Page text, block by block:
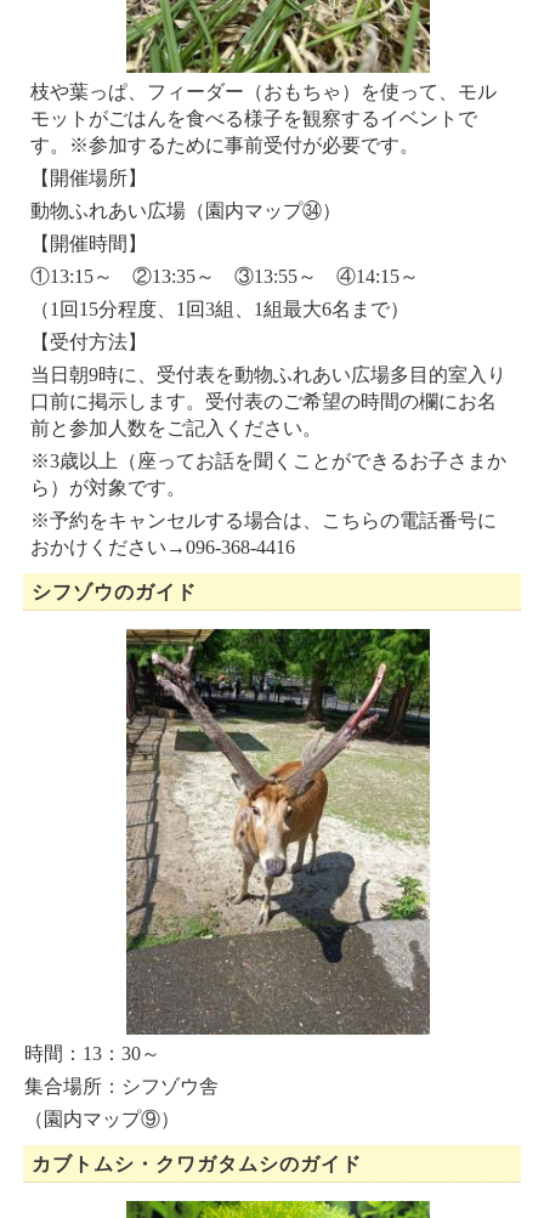
枝や葉っぱ、フィーダー（おもちゃ）を使って、モル
モットがごはんを食べる様子を観察するイベントで
す。※参加するために事前受付が必要です。
【開催場所】
動物ふれあい広場（園内マップ㉞）
【開催時間】
①13:15～ ②13:35～ ③13:55～ ④14:15～
（1回15分程度、1回3組、1組最大6名まで）
【受付方法】
当日朝9時に、受付表を動物ふれあい広場多目的室入り
口前に掲示します。受付表のご希望の時間の欄にお名
前と参加人数をご記入ください。
※3歳以上（座ってお話を聞くことができるお子さまか
ら）が対象です。
※予約をキャンセルする場合は、こちらの電話番号に
おかけください→096-368-4416
シフゾウのガイド
時間：13：30～
集合場所：シフゾウ舎
（園内マップ⑨）
カブトムシ・クワガタムシのガイド